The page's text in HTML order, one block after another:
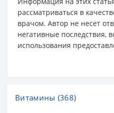
рассматриваться в
врачом. Автор не несет
негативные последствия,
использования
Витамины (368)